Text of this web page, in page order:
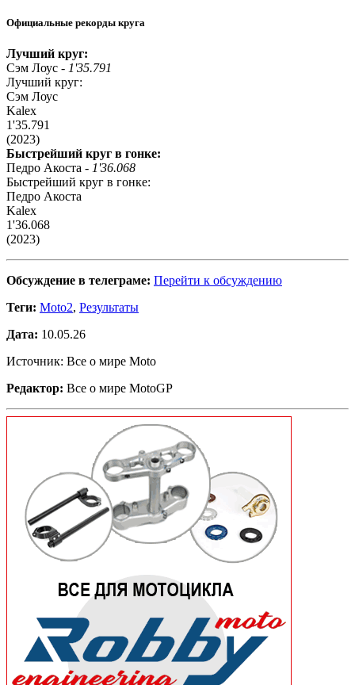
Официальные рекорды круга
Лучший круг:
Сэм Лоус - 1'35.791
Лучший круг:
Сэм Лоус
Kalex
1'35.791
(2023)
Быстрейший круг в гонке:
Педро Акоста - 1'36.068
Быстрейший круг в гонке:
Педро Акоста
Kalex
1'36.068
(2023)
Обсуждение в телеграме: Перейти к обсуждению
Теги: Moto2, Результаты
Дата: 10.05.26
Источник: Все о мире Moto
Редактор: Все о мире MotoGP